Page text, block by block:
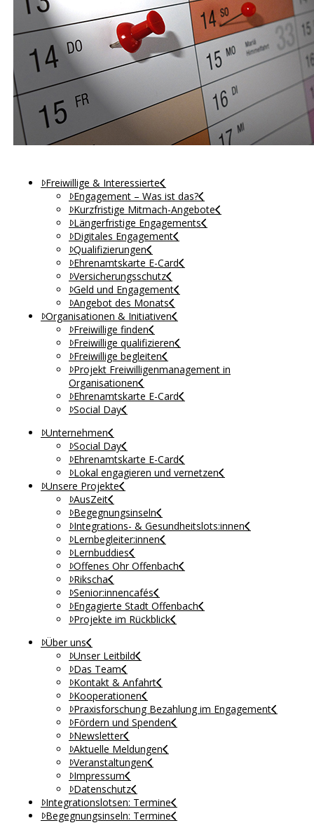
Freiwillige & Interessierte
Engagement – Was ist das?
Kurzfristige Mitmach-Angebote
Längerfristige Engagements
Digitales Engagement
Qualifizierungen
Ehrenamtskarte E-Card
Versicherungsschutz
Geld und Engagement
Angebot des Monats
Organisationen & Initiativen
Freiwillige finden
Freiwillige qualifizieren
Freiwillige begleiten
Projekt Freiwilligenmanagement in
Organisationen
Ehrenamtskarte E-Card
Social Day
Unternehmen
Social Day
Ehrenamtskarte E-Card
Lokal engagieren und vernetzen
Unsere Projekte
AusZeit
Begegnungsinseln
Integrations- & Gesundheitslots:innen
Lernbegleiter:innen
Lernbuddies
Offenes Ohr Offenbach
Rikscha
Senior:innencafés
Engagierte Stadt Offenbach
Projekte im Rückblick
Über uns
Unser Leitbild
Das Team
Kontakt & Anfahrt
Kooperationen
Praxisforschung Bezahlung im Engagement
Fördern und Spenden
Newsletter
Aktuelle Meldungen
Veranstaltungen
Impressum
Datenschutz
Integrationslotsen: Termine
Begegnungsinseln: Termine